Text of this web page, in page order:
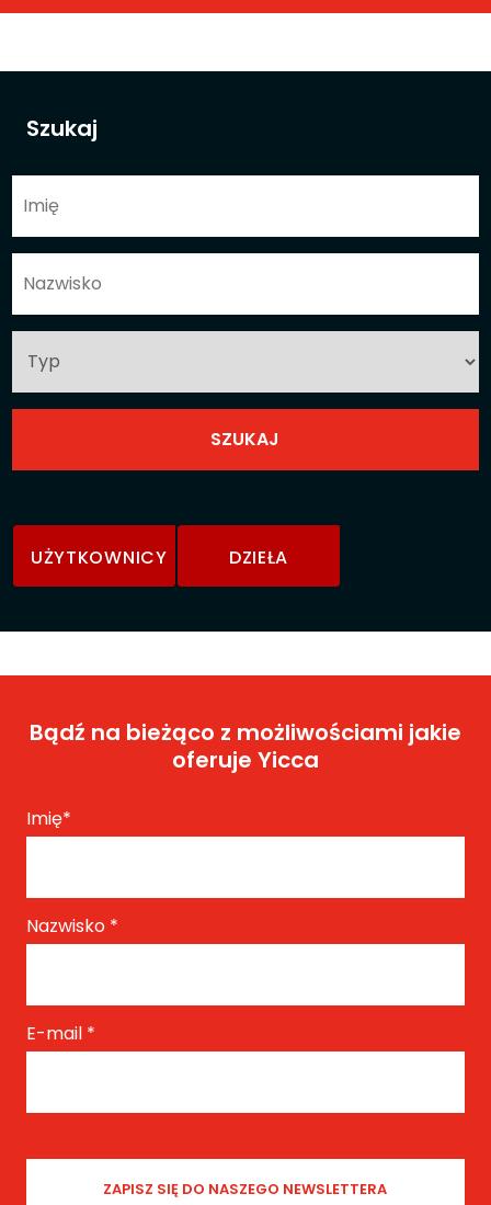
Szukaj
UŻYTKOWNICY DZIEŁA
Bądź na bieżąco z możliwościami jakie
oferuje Yicca
Imię*
Nazwisko *
E-mail *